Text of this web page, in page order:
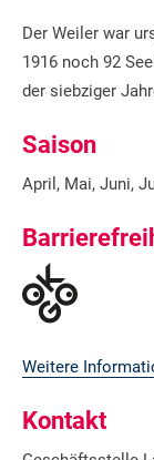
Der Weiler war
1916 noch 92
der siebziger
Saison
April, Mai, Juni,
Weitere
Kontakt